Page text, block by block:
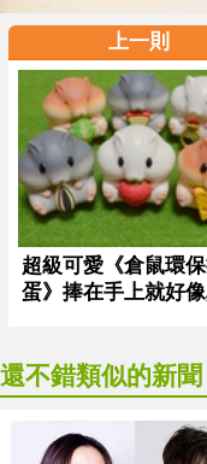
上一則
還不錯類似的新聞